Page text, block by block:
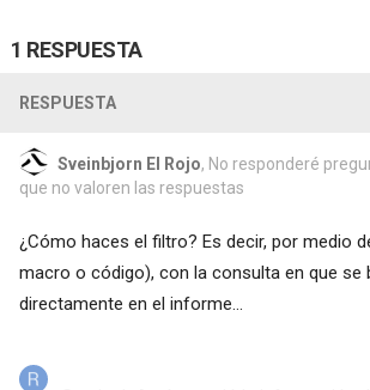
1 RESPUESTA
RESPUESTA
Sveinbjorn El Rojo, No responderé
que no valoren las respuestas
¿Cómo haces el filtro? Es decir, por medio
macro o código), con la consulta en que se
directamente en el informe...